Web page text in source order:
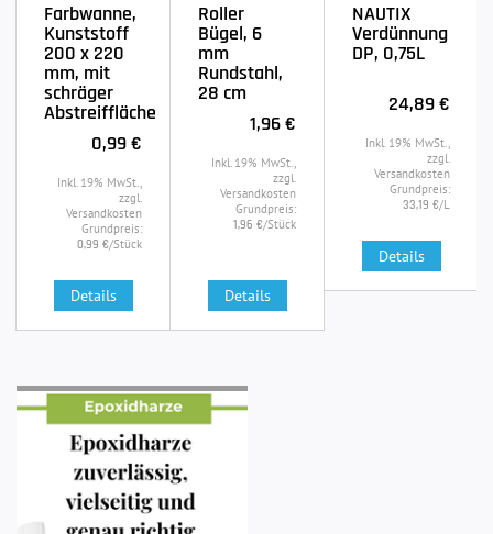
Farbwanne,
Kunststoff
200 x 220
mm, mit
schräger
Abstreiffläche
0,99 €
Inkl. 19% MwSt.,
zzgl.
Versandkosten
Grundpreis:
0,99 €/Stück
Details
Roller
Bügel, 6
mm
Rundstahl,
28 cm
1,96 €
Inkl. 19% MwSt.,
zzgl.
Versandkosten
Grundpreis:
1,96 €/Stück
Details
NAUTIX
Verdünnung
DP, 0,75L
24,89 €
Inkl. 19% MwSt.,
zzgl.
Versandkosten
Grundpreis:
33,19 €/L
Details